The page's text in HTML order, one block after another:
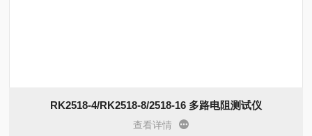
RK2518-4/RK2518-8/2518-16 多路电阻测试仪
查看详情